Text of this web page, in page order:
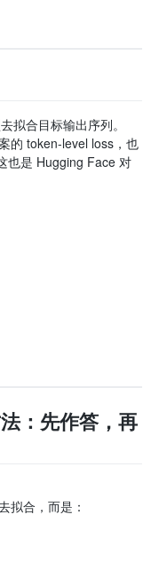
拟合目标输出序列。
的 token-level loss，也
也是 Hugging Face 对
：先作答，再
拟合，而是：